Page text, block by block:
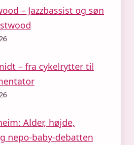
– Jazzbassist og søn
– fra cykelrytter til
Alder, højde,
nepo-baby-debatten